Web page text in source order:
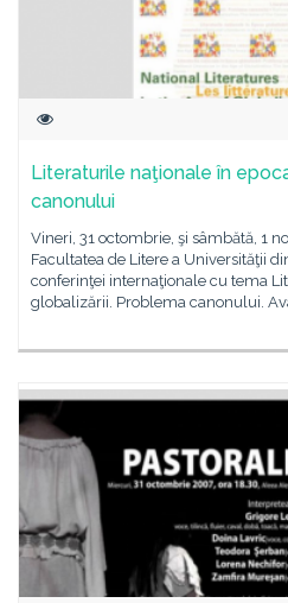
Literaturile naţionale în
canonului
Vineri, 31 octombrie, şi sâmbătă, 1
Facultatea de Litere a Universităţii
conferinţei internaţionale cu tema
globalizării. Problema canonului.